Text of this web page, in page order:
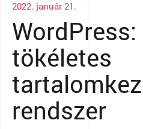
2022. január 21.
WordPress:
tökéletes
rendszer